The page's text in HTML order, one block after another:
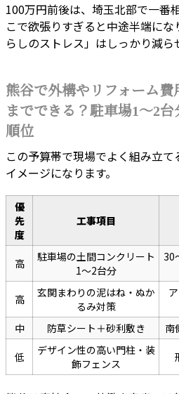
100万円前後は、埼玉北部で一番
こで欲張りすぎると中途半端に
らしのストレス」はしっかり減ら
熊谷で外構やリフォーム費
までできる？駐車場1〜2
順位
この予算帯で現場でよく組み立
イメージになります。
優
先
度
工事項目
高
駐車場の土間コンクリート
1〜2台分
30
高
玄関まわりの泥はね・ぬか
るみ対策
中
防草シート＋砂利敷き 南
低
デザイン性の高い門柱・装
飾フェンス